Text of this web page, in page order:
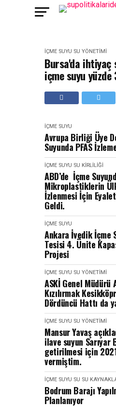
İÇME SUYU SU YÖNETIMI
Bursa'da ihtiyaç
içme suyu
İÇME SUYU
Avrupa Birliği Üye
Suyunda PFAS
İÇME SUYU SU KIRLILIĞI
ABD’de İçme
Mikroplastiklerin
İzlenmesi İçin
Geldi.
İÇME SUYU
Ankara İvedik İçme
Tesisi 4. Ünite
Projesi
İÇME SUYU SU YÖNETIMI
ASKİ Genel Müdürü
Kızılırmak
Dördüncü Hattı da
İÇME SUYU SU YÖNETIMI
Mansur Yavaş
ilave suyun Sarıyar
getirilmesi için
vermiştim.
İÇME SUYU SU SU
Bodrum Barajı
Planlanıyor